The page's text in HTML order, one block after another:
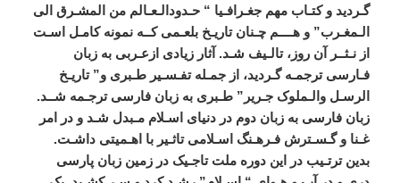
گـرديد و کتـاب مهم جغـرافـيا “حـدودالـعـالم من المشـرق الی
الـمغـرب”و هــــم چـنان تاريـخ بلعـمی کــه نمونه کامـل اسـت
از نـثــر آن روز، تالـيف شـد. آثار زيادی ازعـربی به زبان
فـارسی ترجمـه گـرديد، از جمـله تفـسـير طـبری و”تاريـخ
الرسـل والـملوک جـرير ”طـبری به زبان فارسی ترجـمه شــد.
زبان فارسی به زبان دوم در دنيای اسـلام مـبدل شـد و در
امر
غـنا و گـسـترش فـرهـنگ اسـلامی تاثـير با اهـميتی داشـت.
بدين ترتـيب در اين دوره ملت تاجـيک در زمين زبان پارسی